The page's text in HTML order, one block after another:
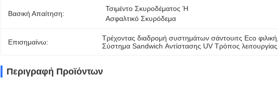
Βασική Απαίτηση:
Τσιμέντο Σκυροδέματος Ή
Ασφαλτικό Σκυρόδεμα
Επισημαίνω: Τρέχοντας διαδρομή συστημάτων σάντουιτς Eco φιλική
Σύστημα Sandwich Αντίστασης UV Τρόπος λειτουργίας
Περιγραφή Προϊόντων